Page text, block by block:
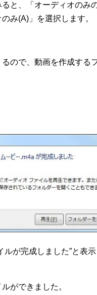
と、「オーディオのみ
み(A)」を選択します。
ので、動画を作成する
ルが完成しました”と表
ができました。